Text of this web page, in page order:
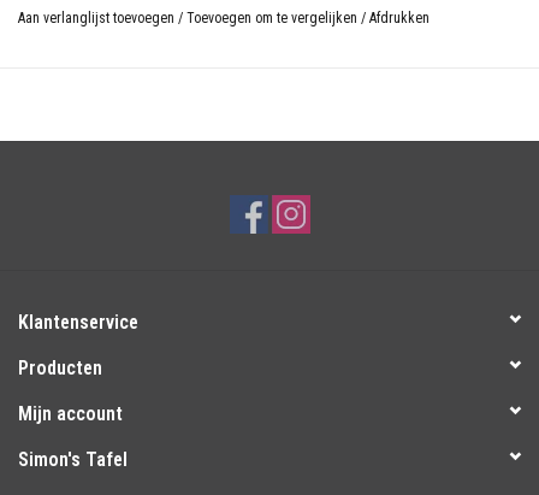
Aan verlanglijst toevoegen / Toevoegen om te vergelijken / Afdrukken
Klantenservice
Producten
Mijn account
Simon's Tafel